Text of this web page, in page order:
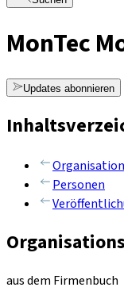
MonTec
Updates abonnieren
Personen
aus dem Firmenbuch